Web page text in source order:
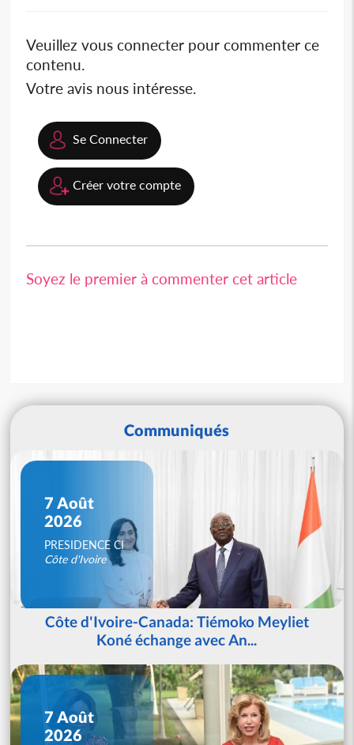
Veuillez vous connecter pour commenter ce
contenu.
Votre avis nous intéresse.
Se Connecter
Créer votre compte
Soyez le premier à commenter cet article
Communiqués
7 Août
2026
PRESIDENCE CI
Côte d'Ivoire
Côte d'Ivoire-Canada: Tiémoko Meyliet
Koné échange avec An...
7 Août
2026